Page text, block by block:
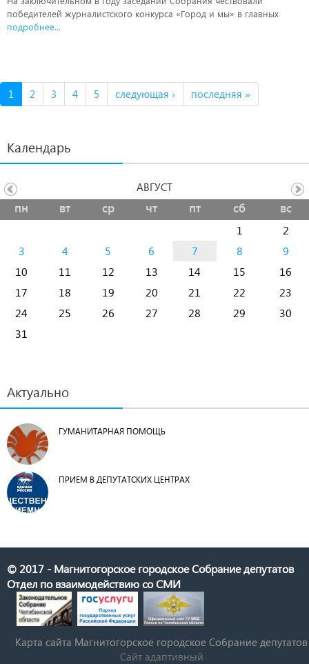
победителей журналистского конкурса «Город и мы» в главных
подробнее...
1 2 3 4 5 следующая › последняя »
Календарь
пн вт ср чт пт сб вс
1
2
3
4 5 6 7 8
9
10
11 12 13 14 15
16
17
18 19 20 21 22
23
24
25 26 27 28 29
30
31
АВГУСТ
Актуально
ГУМАНИТАРНАЯ ПОМОЩЬ
ПРИЕМ В ДЕПУТАТСКИХ ЦЕНТРАХ
© 2017 - Магнитогорское городское Собрание депутатов
Отдел по взаимодействию со СМИ
Карта сайта Магнитогорское городское Cобрание депутатов
Сайт адаптивный